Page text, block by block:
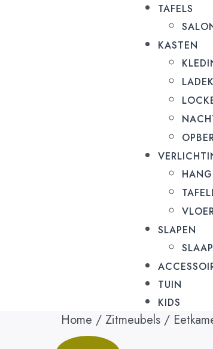
TAFELS
KASTEN
SLAPEN
TUIN
KIDS
Home / Zitmeubels /